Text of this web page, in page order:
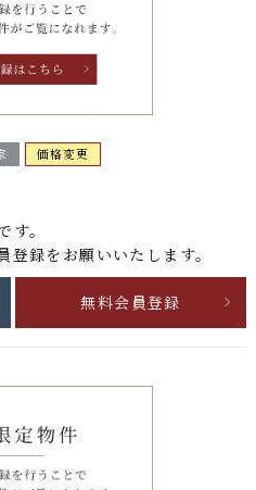
価格変更
す。
録をお願いいたします。
無料会員登録